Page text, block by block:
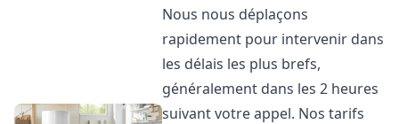
Nous nous déplaçons
rapidement pour intervenir dans
les délais les plus brefs,
généralement dans les 2 heures
suivant votre appel. Nos tarifs